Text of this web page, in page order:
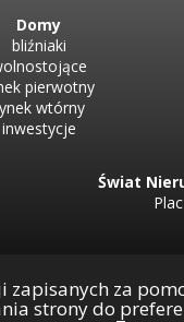
zapisanych za
strony do
Domy
bliźniaki
pierwotny
wtórny
inwestycje
Świat